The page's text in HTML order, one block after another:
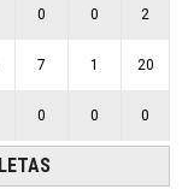
0 0 2
7 1 20
0 0 0